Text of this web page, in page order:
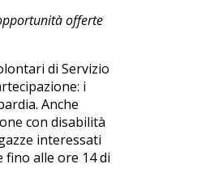
offerte
di Servizio
i
Anche
con disabilità
interessati
alle ore 14 di